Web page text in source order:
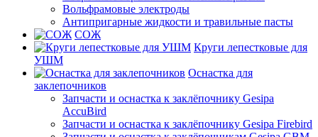
Вольфрамовые электроды
Антипригарные жидкости и травильные пасты
СОЖ
Круги лепестковые для
УШМ
Оснастка для
заклепочников
Запчасти и оснастка к заклёпочнику Gesipa
AccuBird
Запчасти и оснастка к заклёпочнику Gesipa Firebird